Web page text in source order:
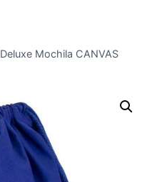
Deluxe Mochila CANVAS